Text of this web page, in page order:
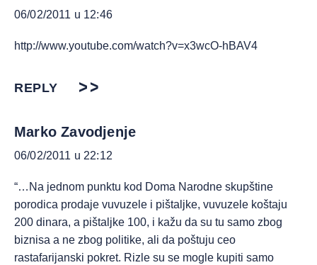
06/02/2011 u 12:46
http://www.youtube.com/watch?v=x3wcO-hBAV4
REPLY
Marko Zavodjenje
06/02/2011 u 22:12
“…Na jednom punktu kod Doma Narodne skupštine
porodica prodaje vuvuzele i pištaljke, vuvuzele koštaju
200 dinara, a pištaljke 100, i kažu da su tu samo zbog
biznisa a ne zbog politike, ali da poštuju ceo
rastafarijanski pokret. Rizle su se mogle kupiti samo